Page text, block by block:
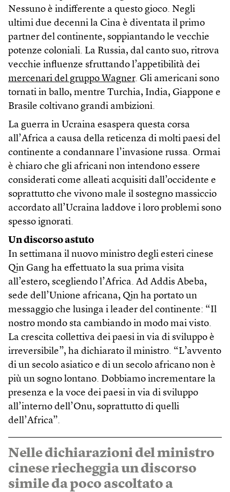
Nessuno è indifferente a questo gioco. Negli
ultimi due decenni la Cina è diventata il primo
partner del continente, soppiantando le vecchie
potenze coloniali. La Russia, dal canto suo, ritrova
vecchie influenze sfruttando l’appetibilità dei
mercenari del gruppo Wagner. Gli americani sono
tornati in ballo, mentre Turchia, India, Giappone e
Brasile coltivano grandi ambizioni.
La guerra in Ucraina esaspera questa corsa
all’Africa a causa della reticenza di molti paesi del
continente a condannare l’invasione russa. Ormai
è chiaro che gli africani non intendono essere
considerati come alleati acquisiti dall’occidente e
soprattutto che vivono male il sostegno massiccio
accordato all’Ucraina laddove i loro problemi sono
spesso ignorati.
Un discorso astuto
In settimana il nuovo ministro degli esteri cinese
Qin Gang ha effettuato la sua prima visita
all’estero, scegliendo l’Africa. Ad Addis Abeba,
sede dell’Unione africana, Qin ha portato un
messaggio che lusinga i leader del continente: “Il
nostro mondo sta cambiando in modo mai visto.
La crescita collettiva dei paesi in via di sviluppo è
irreversibile”, ha dichiarato il ministro. “L’avvento
di un secolo asiatico e di un secolo africano non è
più un sogno lontano. Dobbiamo incrementare la
presenza e la voce dei paesi in via di sviluppo
all’interno dell’Onu, soprattutto di quelli
dell’Africa”.
Nelle dichiarazioni del ministro
cinese riecheggia un discorso
simile da poco ascoltato a